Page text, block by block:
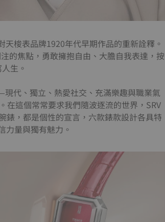
梭表品牌1920年代早期作品的重新詮釋。
的焦點，勇敢擁抱自由、大膽自我表達，按
生。
代、獨立、熱愛社交、充滿樂趣與職業氣
在這個常常要求我們隨波逐流的世界，SRV
錶，都是個性的宣言，六款錶款設計各具特
力量與獨有魅力。